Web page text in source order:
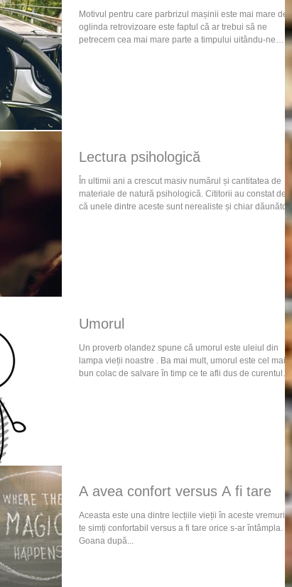
Motivul pentru care parbrizul mașinii este mai mare
oglinda retrovizoare este faptul că ar trebui să ne
petrecem cea mai mare parte a timpului uitându-ne
înainte și doar periodic aruncându-ne câte o privire și
Lectura psihologică
În ultimii ani a crescut masiv numărul și cantitatea de
materiale de natură psihologică. Cititorii au constat deja
că unele dintre aceste sunt nerealiste și chiar
Specialiștii confirmă acest lucru. De aceea, este
Umorul
Un proverb olandez spune că umorul este uleiul din
lampa vieții noastre . Ba mai mult, umorul este cel mai
bun colac de salvare în timp ce te afli dus de curentul
Dickens tocmai astfel îl considera: umorul ia lumea așa
cum este și încearcă s-o suporte cu înțelepciune . Lista
A avea confort versus A fi tare
Aceasta este una dintre lecțiile vieții în aceste vremuri: a
te simți confortabil versus a fi tare orice s-ar întâmpla.
Goana după...